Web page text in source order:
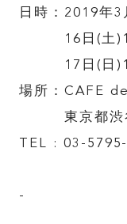
日時：2019年3
16日(土
17日(日
場所：CAFE
東京都渋谷
TEL : 03-
-